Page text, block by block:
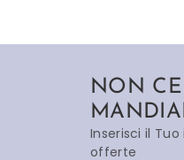
NON
Inserisci il
offerte